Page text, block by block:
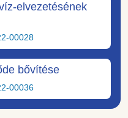
elvezetésének
00028
bővítése
00036